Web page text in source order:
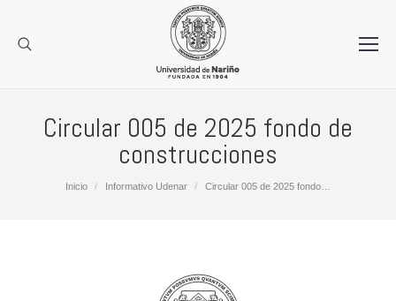
Circular 005 de 2025 fondo de
construcciones
Estás aquí:
Inicio Informativo Udenar Circular 005 de 2025 fondo…